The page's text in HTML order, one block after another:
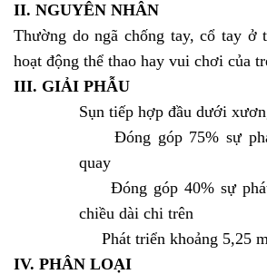
II. NGUYÊN NHÂN
Thường do ngã chống tay, cổ tay ở
hoạt động thể thao hay vui chơi của
III. GIẢI PHẪU
Sụn tiếp hợp đầu dưới
Đóng góp 75% sự
quay
Đóng góp 40% sự phát
chiều dài chi trên
Phát triển khoảng 5,25
IV. PHÂN LOẠI